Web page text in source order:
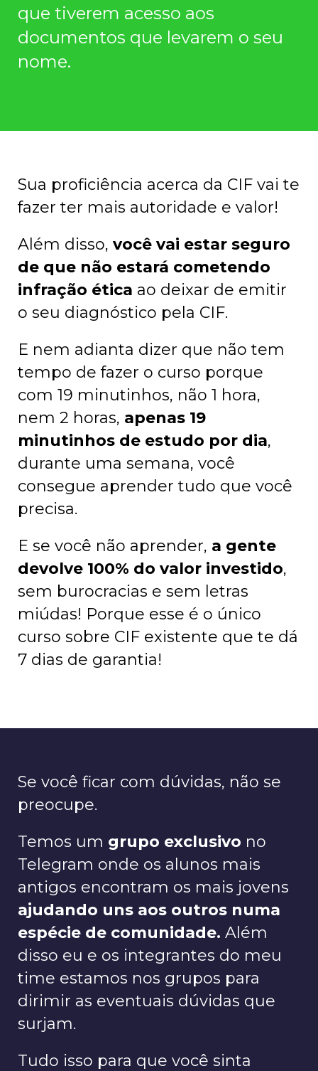
que tiverem acesso aos
documentos que levarem o seu
nome.
Sua proficiência acerca da CIF vai te
fazer ter mais autoridade e valor!
Além disso, você vai estar seguro
de que não estará cometendo
infração ética ao deixar de emitir
o seu diagnóstico pela CIF.
E nem adianta dizer que não tem
tempo de fazer o curso porque
com 19 minutinhos, não 1 hora,
nem 2 horas, apenas 19
minutinhos de estudo por dia,
durante uma semana, você
consegue aprender tudo que você
precisa.
E se você não aprender, a gente
devolve 100% do valor investido,
sem burocracias e sem letras
miúdas! Porque esse é o único
curso sobre CIF existente que te dá
7 dias de garantia!
Se você ficar com dúvidas, não se
preocupe.
Temos um grupo exclusivo no
Telegram onde os alunos mais
antigos encontram os mais jovens
ajudando uns aos outros numa
espécie de comunidade. Além
disso eu e os integrantes do meu
time estamos nos grupos para
dirimir as eventuais dúvidas que
surjam.
Tudo isso para que você sinta